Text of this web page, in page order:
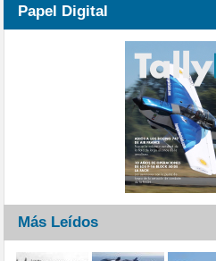
Papel Digital
Más Leídos